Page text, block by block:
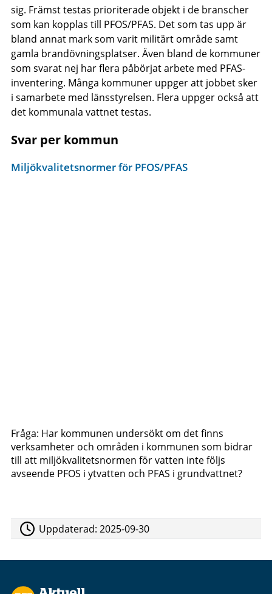
sig. Främst testas prioriterade objekt i de branscher
som kan kopplas till PFOS/PFAS. Det som tas upp är
bland annat mark som varit militärt område samt
gamla brandövningsplatser. Även bland de kommuner
som svarat nej har flera påbörjat arbete med PFAS-
inventering. Många kommuner uppger att jobbet sker
i samarbete med länsstyrelsen. Flera uppger också att
det kommunala vattnet testas.
Svar per kommun
Miljökvalitetsnormer för PFOS/PFAS
Fråga: Har kommunen undersökt om det finns
verksamheter och områden i kommunen som bidrar
till att miljökvalitetsnormen för vatten inte följs
avseende PFOS i ytvatten och PFAS i grundvattnet?
Uppdaterad:2025-09-30